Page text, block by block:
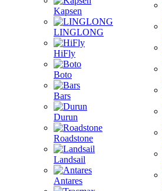
Kapsen
LINGLONG
HiFly
Boto
Bars
Durun
Roadstone
Landsail
Antares